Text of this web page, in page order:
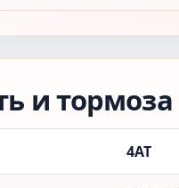
и тормоза
4AT